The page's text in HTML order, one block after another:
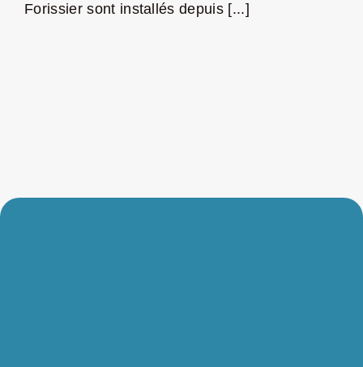
Forissier sont installés depuis [...]